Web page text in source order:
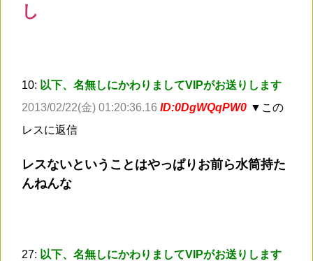
し
10: 以下、名無しにかわりましてVIPがお送りします
2013/02/22(金) 01:20:36.16 ID:0DgWQqPW0 ▼この
レスに返信
レスないということはやっぱりお前ら水筒持た
んねんな
27: 以下、名無しにかわりましてVIPがお送りします